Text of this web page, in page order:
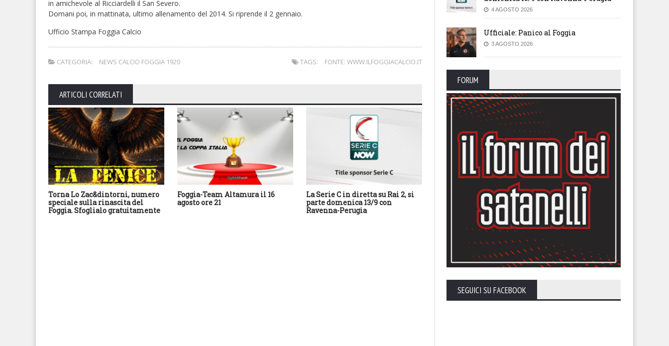
in amichevole al Ricciardelli il San Severo.
Domani poi, in mattinata, ultimo allenamento del 2014. Si riprende il 2 gennaio.
Ufficio Stampa Foggia Calcio
CATEGORIA: NEWS CALCIO FOGGIA 1920 TAGS: FONTE: WWW.ILFOGGIACALCIO.IT
ARTICOLI CORRELATI
Torna Lo Zac&dintorni, numero
speciale sulla rinascita del
Foggia. Sfoglialo gratuitamente
Foggia-Team Altamura il 16
agosto ore 21
La Serie C in diretta su Rai 2, si
parte domenica 13/9 con
Ravenna-Perugia
Calendario, sfida con la
Salernitana in uno Zaccheria
deserto. A rischio anche il derby
con il Cerignola
Il calendario del Foggia
4 AGOSTO 2026
Ufficiale: Panico al Foggia
3 AGOSTO 2026
FORUM
SEGUICI SU FACEBOOK